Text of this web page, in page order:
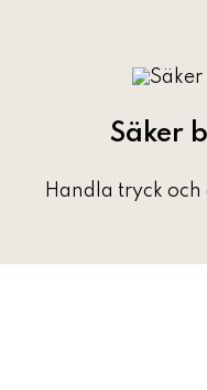
Säker
Handla tryck